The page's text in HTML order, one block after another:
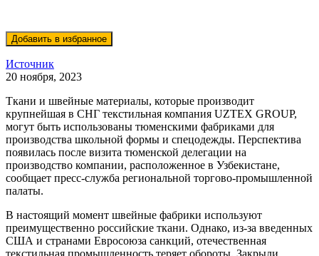
Источник
20 ноября, 2023
Ткани и швейные материалы, которые производит
крупнейшая в СНГ текстильная компания UZTEX GROUP,
могут быть использованы тюменскими фабриками для
производства школьной формы и спецодежды. Перспектива
появилась после визита тюменской делегации на
производство компании, расположенное в Узбекистане,
сообщает пресс-служба региональной торгово-промышленной
палаты.
В настоящий момент швейные фабрики используют
преимущественно российские ткани. Однако, из-за введенных
США и странами Евросоюза санкций, отечественная
текстильная промышленность теряет обороты. Закрыли